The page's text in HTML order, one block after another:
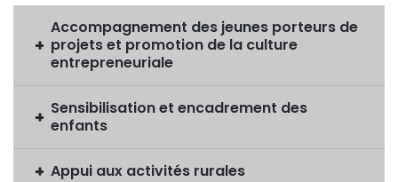
Accompagnement des jeunes porteurs de
projets et promotion de la culture
entrepreneuriale
Sensibilisation et encadrement des
enfants
Appui aux activités rurales